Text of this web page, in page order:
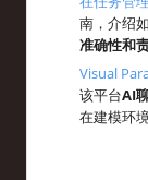
南，介绍
准确性和
Visual
该平台AI
在建模环